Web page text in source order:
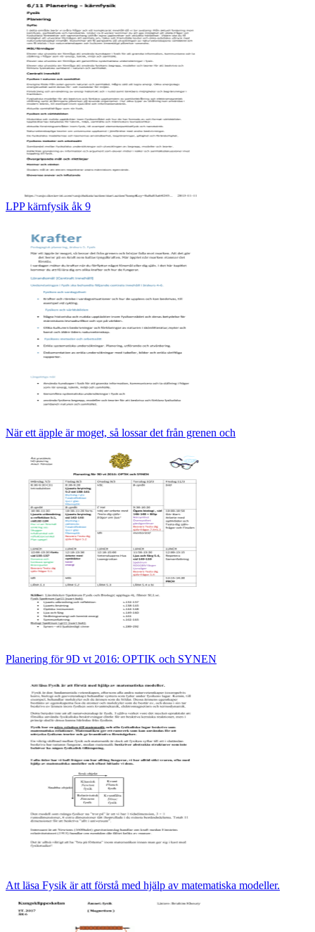
LPP kärnfysik åk 9
När ett äpple är moget, så lossar det från grenen och
Planering för 9D vt 2016: OPTIK och SYNEN
Att läsa Fysik är att förstå med hjälp av matematiska modeller.